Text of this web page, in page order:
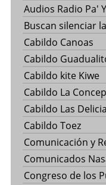
Audios Radio Pa'
Buscan silenciar
Cabildo Canoas
Cabildo
Cabildo kite Kiwe
Cabildo La
Cabildo Las
Cabildo Toez
Comunicación y
Comunicados
Congreso de los